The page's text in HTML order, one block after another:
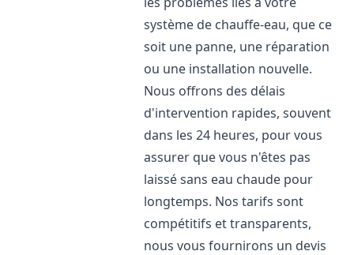
système de chauffe-eau, que ce
soit une panne, une réparation
ou une installation nouvelle.
Nous offrons des délais
d'intervention rapides, souvent
dans les 24 heures, pour vous
assurer que vous n'êtes pas
laissé sans eau chaude pour
longtemps. Nos tarifs sont
compétitifs et transparents,
nous vous fournirons un devis